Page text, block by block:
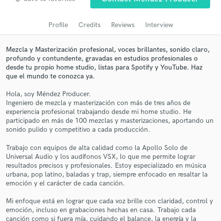
Profile Credits Reviews Interview
Mezcla y Masterización profesional, voces brillantes, sonido claro,
profundo y contundente, gravadas en estudios profesionales o
desde tu propio home studio, listas para Spotify y YouTube. Haz
que el mundo te conozca ya.
Hola, soy Méndez Producer.
Ingeniero de mezcla y masterización con más de tres años de
experiencia profesional trabajando desde mi home studio. He
participado en más de 100 mezclas y masterizaciones, aportando un
sonido pulido y competitivo a cada producción.
Trabajo con equipos de alta calidad como la Apollo Solo de
Universal Audio y los audífonos VSX, lo que me permite lograr
resultados precisos y profesionales. Estoy especializado en música
urbana, pop latino, baladas y trap, siempre enfocado en resaltar la
emoción y el carácter de cada canción.
Mi enfoque está en lograr que cada voz brille con claridad, control y
emoción, incluso en grabaciones hechas en casa. Trabajo cada
canción como si fuera mía, cuidando el balance, la energía y la
Search by credits or 'sounds like' and check out
Get Free Proposals
Contact pros directly with your project details
and receive handcrafted proposals and budgets
in a flash.